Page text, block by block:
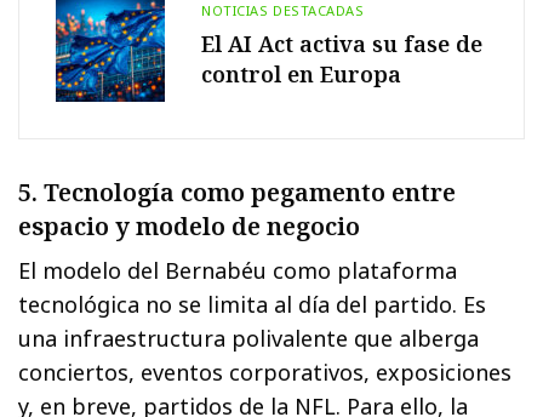
NOTICIAS DESTACADAS
El AI Act activa su fase de
control en Europa
5. Tecnología como pegamento entre
espacio y modelo de negocio
El modelo del Bernabéu como plataforma
tecnológica no se limita al día del partido. Es
una infraestructura polivalente que alberga
conciertos, eventos corporativos, exposiciones
y, en breve, partidos de la NFL. Para ello, la